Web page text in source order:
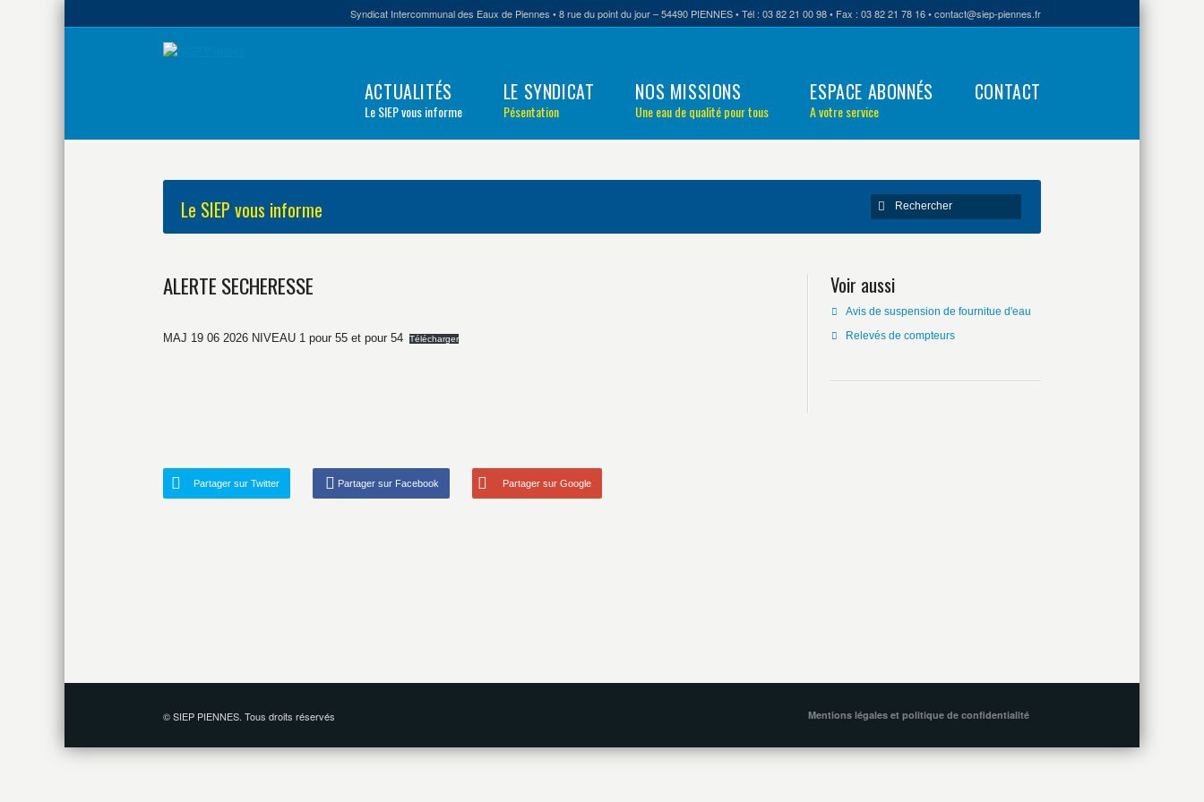
Syndicat Intercommunal des Eaux de Piennes • 8 rue du point du jour – 54490 PIENNES • Tél : 03 82 21 00 98 • Fax : 03 82 21 78 16 • contact@siep-piennes.fr
ACTUALITÉS
Le SIEP vous informe
LE SYNDICAT
Pésentation
NOS MISSIONS
Une eau de qualité pour tous
ESPACE ABONNÉS
A votre service
CONTACT
Le SIEP vous informe
ALERTE SECHERESSE
MAJ 19 06 2026 NIVEAU 1 pour 55 et pour 54 Télécharger
Partager sur Twitter Partager sur Facebook Partager sur Google
Voir aussi
Avis de suspension de fournitue d'eau
Relevés de compteurs
© SIEP PIENNES. Tous droits réservés Mentions légales et politique de confidentialité